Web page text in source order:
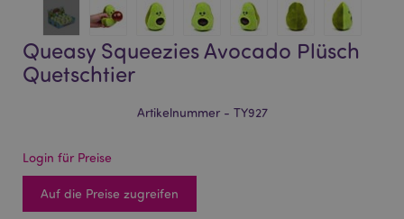
Queasy Squeezies Avocado Plüsch
Quetschtier
Artikelnummer - TY927
Login für Preise
Auf die Preise zugreifen